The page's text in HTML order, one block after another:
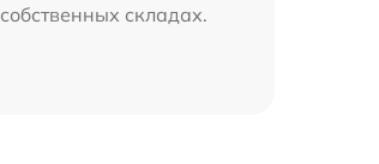
собственных складах.